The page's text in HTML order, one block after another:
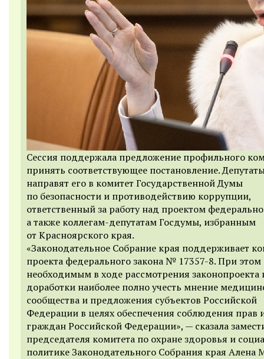
Сессия поддержала предложение профильного
принять соответствующее постановление.
направят его в комитет Государственной Думы
по безопасности и противодействию коррупции,
ответственный за работу над проектом
а также коллегам-депутатам Госдумы, избранным
от Красноярского края.
«Законодательное Собрание края поддерживает
проекта федерального закона № 17357-8. При этом
необходимым в ходе рассмотрения законопроекта
доработки наиболее полно учесть мнение
сообщества и предложения субъектов Российской
Федерации в целях обеспечения соблюдения прав
граждан Российской Федерации», — сказала
председателя комитета по охране здоровья и
политике Законодательного Собрания края Алена